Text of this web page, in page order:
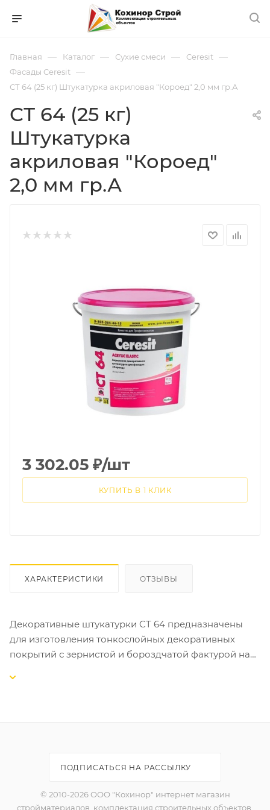
Главная — Каталог — Сухие смеси — Ceresit —
Фасады Ceresit —
СТ 64 (25 кг) Штукатурка акриловая "Короед" 2,0 мм гр.А
СТ 64 (25 кг)
Штукатурка
акриловая "Короед"
2,0 мм гр.А
3 302.05 ₽/шт
КУПИТЬ В 1 КЛИК
ХАРАКТЕРИСТИКИ ОТЗЫВЫ
Декоративные штукатурки CT 64 предназначены
для изготовления тонкослойных декоративных
покрытий с зернистой и бороздчатой фактурой на
-обладают низким водопоглощением;
-эластичные, устойчивы к деформациям;
ПОДПИСАТЬСЯ НА РАССЫЛКУ
© 2010-2026 ООО "Кохинор" интернет магазин
стройматериалов, комплектация строительных объектов,